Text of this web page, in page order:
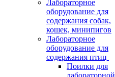
Лабораторное
оборудование для
содержания собак,
кошек, минипигов
Лабораторное
оборудование для
содержания птиц
Поилки для
лабораторной